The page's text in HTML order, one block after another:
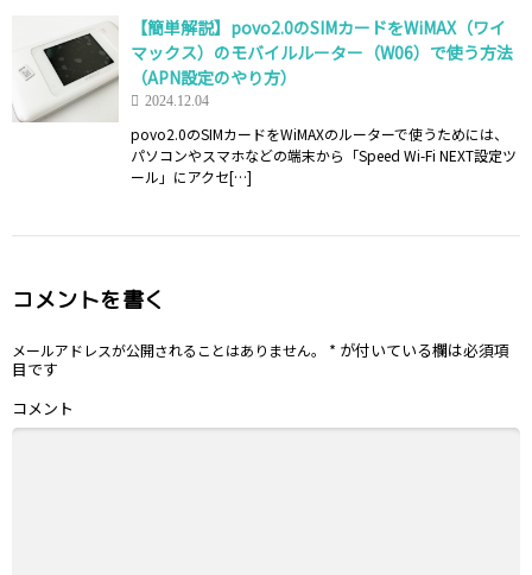
【簡単解説】povo2.0のSIMカードをWiMAX（ワイ
マックス）のモバイルルーター（W06）で使う方法
（APN設定のやり方）
2024.12.04
povo2.0のSIMカードをWiMAXのルーターで使うためには、
パソコンやスマホなどの端末から「Speed Wi-Fi NEXT設定ツ
ール」にアクセ[…]
コメントを書く
メールアドレスが公開されることはありません。 * が付いている欄は必須項
目です
コメント